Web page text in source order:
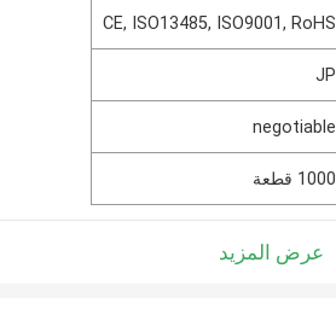
CE, ISO13485, ISO9001, RoHS
JP
negotiable
1000 قطعة
عرض المزيد